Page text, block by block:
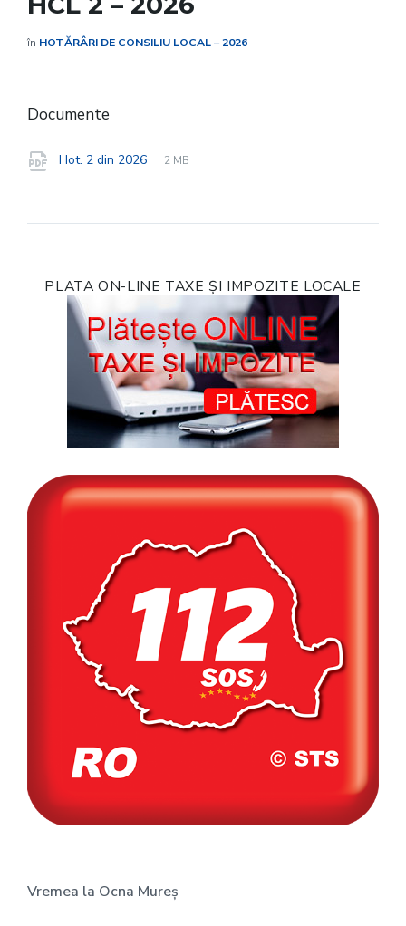
în HOTĂRÂRI DE CONSILIU LOCAL – 2026
Documente
Hot. 2 din 2026
File
pdf
File
2 MB
PLATA ON-LINE TAXE ȘI IMPOZITE LOCALE
Vremea la Ocna Mureș